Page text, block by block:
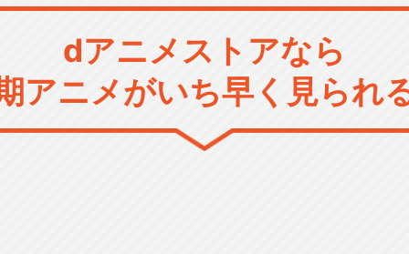
dアニメストアなら
アニメがいち早く見られ